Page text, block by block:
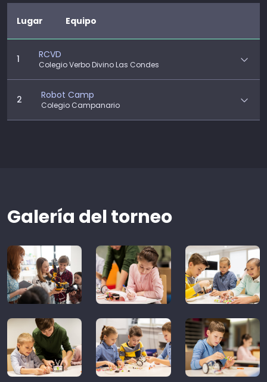
Lugar Equipo
1 RCVD
Colegio Verbo Divino Las Condes
2 Robot Camp
Colegio Campanario
Galería del torneo